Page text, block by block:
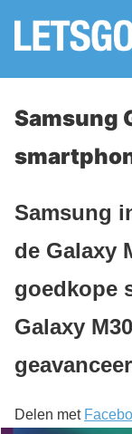
Samsung
Samsung
de Galaxy
goedkope
Galaxy
Delen met